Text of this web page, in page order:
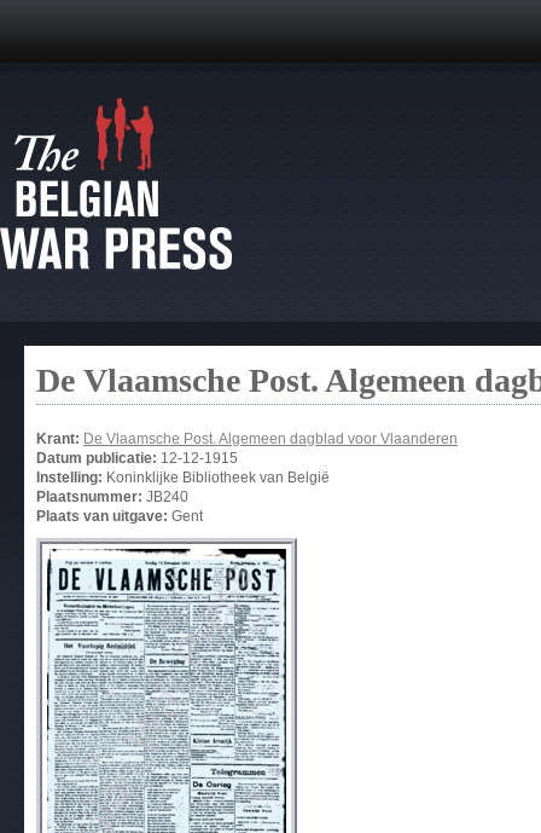
De Vlaamsche Post. Algemeen
Krant: De Vlaamsche Post. Algemeen dagblad voor Vlaanderen
Datum publicatie: 12-12-1915
Instelling: Koninklijke Bibliotheek van België
Plaatsnummer: JB240
Plaats van uitgave: Gent